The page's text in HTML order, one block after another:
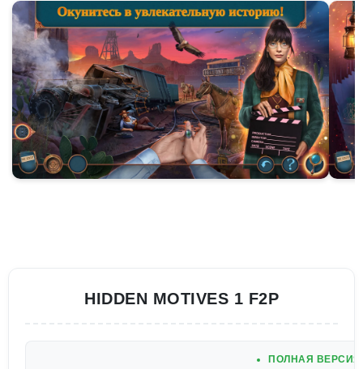
HIDDEN MOTIVES 1 F2P
ПОЛНАЯ